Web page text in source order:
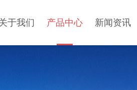
于我们 产品中心 新闻资讯